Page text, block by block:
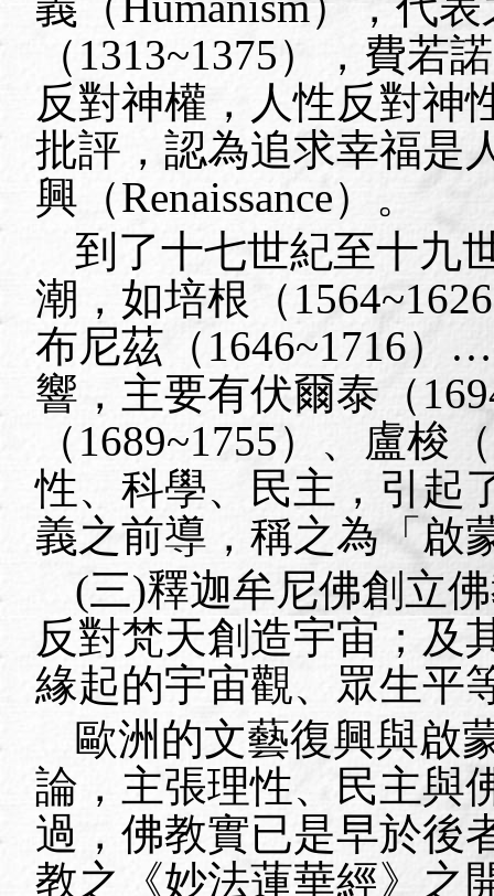
（ 1313~1375），費若
反對神權，人性反對神
批評，認為追求幸福是
興（Renaissance）。
到了十七世紀至十九
潮，如培根（ 1564~1626
布尼茲（ 1646~1716）
響，主要有伏爾泰（
（ 1689~1755）、盧梭（
性、科學、民主，引起
義之前導，稱之為「啟
(三)釋迦牟尼佛創立
反對梵天創造宇宙；及
緣起的宇宙觀、眾生平
歐洲的文藝復興與啟
論，主張理性、民主與
過，佛教實已是早於後
教之《妙法蓮華經》之